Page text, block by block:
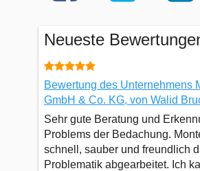
Neueste
Bewertung des Unternehmens
GmbH & Co. KG, von Walid
Sehr gute Beratung und
Problems der Bedachung.
schnell, sauber und freundlich
Problematik abgearbeitet. Ich